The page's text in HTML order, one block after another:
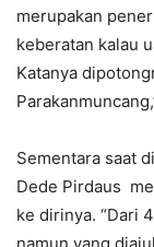
merupakan
keberatan kalau
Katanya
Sementara saat
Dede Pirdaus
ke dirinya. “Dari